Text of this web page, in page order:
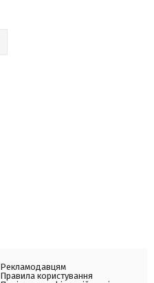
Рекламодавцям
Правила користування